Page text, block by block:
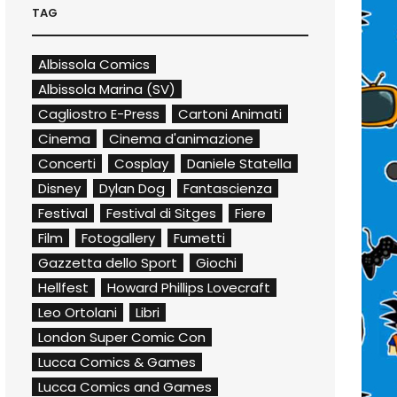
TAG
Albissola Comics
Albissola Marina (SV)
Cagliostro E-Press
Cartoni Animati
Cinema
Cinema d'animazione
Concerti
Cosplay
Daniele Statella
Disney
Dylan Dog
Fantascienza
Festival
Festival di Sitges
Fiere
Film
Fotogallery
Fumetti
Gazzetta dello Sport
Giochi
Hellfest
Howard Phillips Lovecraft
Leo Ortolani
Libri
London Super Comic Con
Lucca Comics & Games
Lucca Comics and Games